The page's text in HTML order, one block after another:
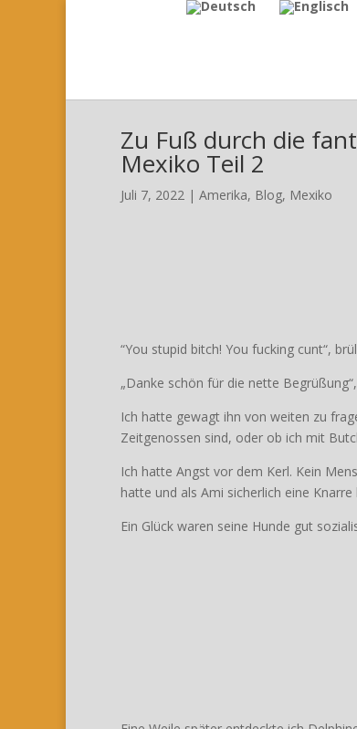
Zu Fuß durch die
Mexiko Teil 2
Juli 7, 2022 | Amerika, Blog, Mexiko
“You stupid bitch! You fucking cunt“,
„Danke schön für die nette
Ich hatte gewagt ihn von weiten zu
Zeitgenossen sind, oder ob ich mit
Ich hatte Angst vor dem Kerl. Kein
hatte und als Ami sicherlich eine Knarre
Ein Glück waren seine Hunde gut